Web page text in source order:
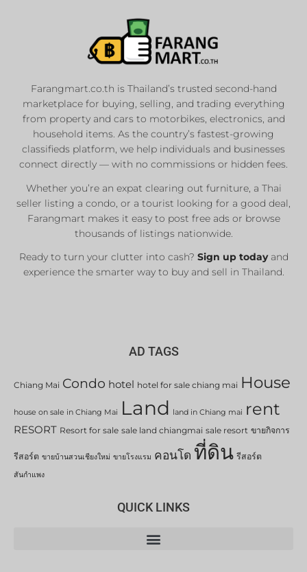
Farangmart.co.th is Thailand’s trusted second-hand
marketplace for buying, selling, and trading everything
from property and cars to motorbikes, electronics, and
household items. As the country’s fastest-growing
classifieds platform, we help individuals and businesses
connect directly — with no commissions or hidden fees.
Whether you’re an expat clearing out furniture, a Thai
seller listing a condo, or a tourist looking for a good deal,
Farangmart makes it easy to post free ads or browse
thousands of listings nationwide.
Ready to turn your clutter into cash? Sign up todayand
experience the smarter way to buy and sell in Thailand.
AD TAGS
Chiang Mai Condo hotel hotel for sale chiang mai House
house on sale in Chiang Mai Land land in Chiang mai rent
RESORT Resort for sale sale land chiangmai sale resort ขายกิจการ
รีสอร์ต ขายบ้านสวนเชียงใหม่ ขายโรงแรม คอนโด ที่ดิน รีสอร์ต
สันกำแพง
QUICK LINKS